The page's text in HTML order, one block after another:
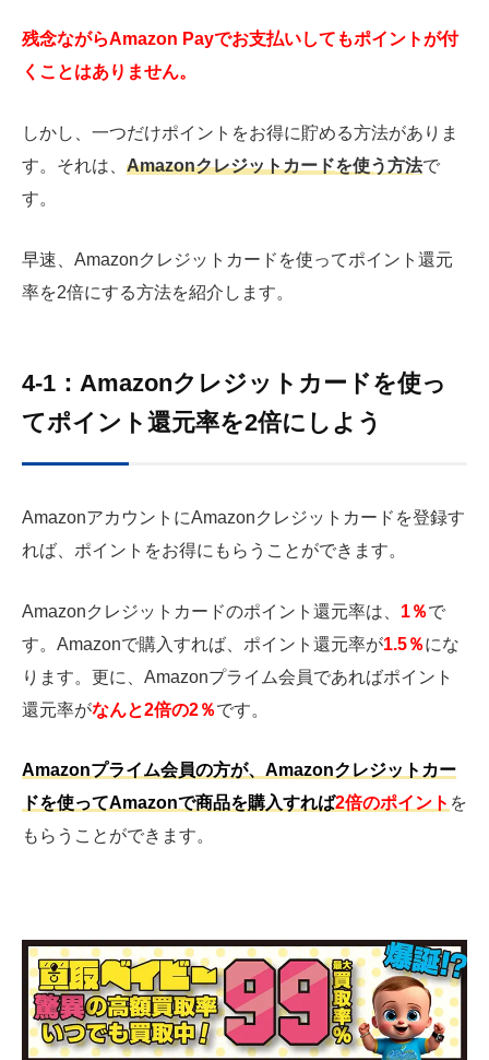
残念ながらAmazon Payでお支払いしてもポイントが付
くことはありません。
しかし、一つだけポイントをお得に貯める方法がありま
す。それは、 Amazonクレジットカードを使う方法で
す。
早速、Amazonクレジットカードを使ってポイント還元
率を2倍にする方法を紹介します。
4-1：Amazonクレジットカードを使っ
てポイント還元率を2倍にしよう
AmazonアカウントにAmazonクレジットカードを登録す
れば、ポイントをお得にもらうことができます。
Amazonクレジットカードのポイント還元率は、 1％で
す。Amazonで購入すれば、ポイント還元率が1.5％にな
ります。更に、Amazonプライム会員であればポイント
還元率がなんと2倍の2％です。
Amazonプライム会員の方が、Amazonクレジットカー
ドを使ってAmazonで商品を購入すれば2倍のポイント を
もらうことができます。